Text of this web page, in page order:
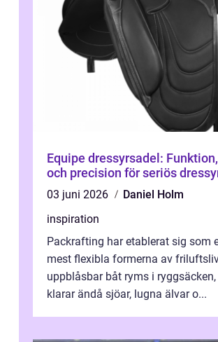
Equipe dressyrsadel:
och precision för seriös
03 juni 2026
Daniel Holm
inspiration
Packrafting har etablerat sig som
mest flexibla formerna av
uppblåsbar båt ryms i ryggsäcken,
klarar ändå sjöar, lugna älvar o...